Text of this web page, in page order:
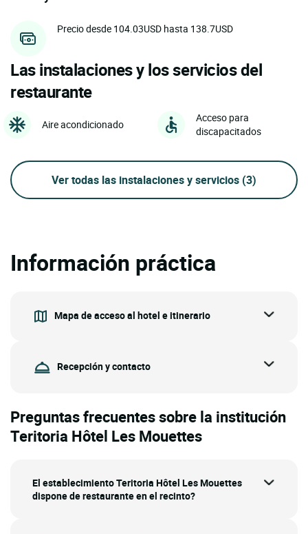
Precio desde 104.03USD hasta 138.7USD
Las instalaciones y los servicios del
restaurante
Aire acondicionado
Acceso para
discapacitados
Ver todas las instalaciones y servicios (3)
Información práctica
Mapa de acceso al hotel e itinerario
Recepción y contacto
Preguntas frecuentes sobre la institución
Teritoria Hôtel Les Mouettes
El establecimiento Teritoria Hôtel Les Mouettes
dispone de restaurante en el recinto?